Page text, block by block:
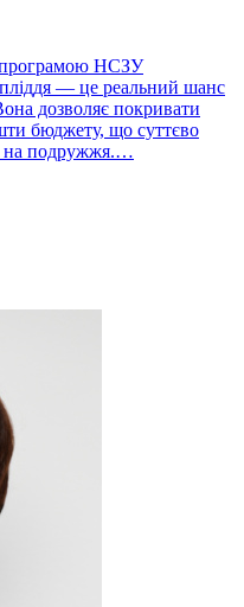
програмою НСЗУ
— це реальний шанс
дозволяє покривати
бюджету, що суттєво
на подружжя.…